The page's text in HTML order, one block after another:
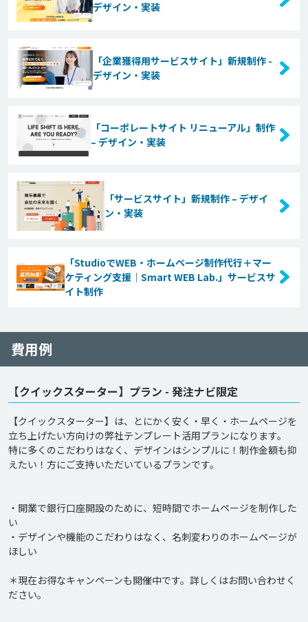
デザイン・実装
「企業獲得用サービスサイト」新規制作 -
デザイン・実装
「コーポレートサイト リニューアル」制作
– デザイン・実装
「サービスサイト」新規制作 – デザイ
ン・実装
「StudioでWEB・ホームページ制作代行＋マー
ケティング支援｜Smart WEB Lab.」サービスサ
イト制作
費用例
【クイックスターター】プラン - 発注ナビ限定
【クイックスターター】は、とにかく安く・早く・ホームページを
立ち上げたい方向けの弊社テンプレート活用プランになります。
特に多くのこだわりはなく、デザインはシンプルに！制作金額も抑
えたい！方にご支持いただいているプランです。
・開業で銀行口座開設のために、短時間でホームページを制作した
い
・デザインや機能のこだわりはなく、名刺変わりのホームページが
ほしい
＊現在お得なキャンペーンも開催中です。詳しくはお問い合わせく
ださい。